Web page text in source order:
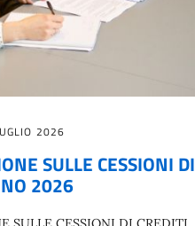
2026
SULLE CESSIONI DI
2026